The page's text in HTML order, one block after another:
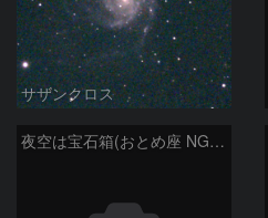
サザンクロス
夜空は宝石箱(おとめ座 NGC5746) Seestar50